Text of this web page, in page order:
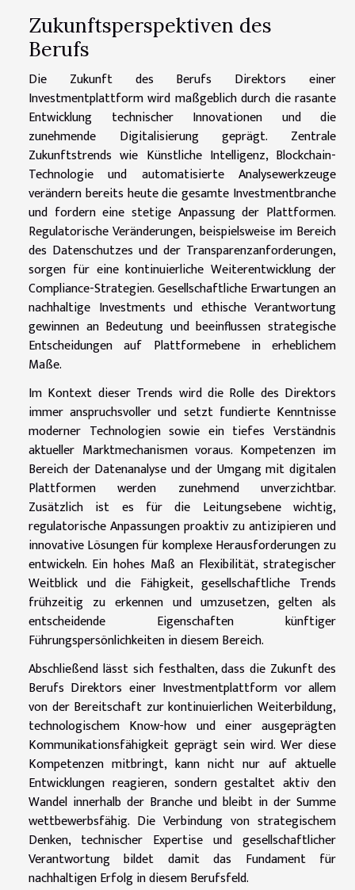
Zukunftsperspektiven des
Berufs
Die Zukunft des Berufs Direktors einer
Investmentplattform wird maßgeblich durch die rasante
Entwicklung technischer Innovationen und die
zunehmende Digitalisierung geprägt. Zentrale
Zukunftstrends wie Künstliche Intelligenz, Blockchain-
Technologie und automatisierte Analysewerkzeuge
verändern bereits heute die gesamte Investmentbranche
und fordern eine stetige Anpassung der Plattformen.
Regulatorische Veränderungen, beispielsweise im Bereich
des Datenschutzes und der Transparenzanforderungen,
sorgen für eine kontinuierliche Weiterentwicklung der
Compliance-Strategien. Gesellschaftliche Erwartungen an
nachhaltige Investments und ethische Verantwortung
gewinnen an Bedeutung und beeinflussen strategische
Entscheidungen auf Plattformebene in erheblichem
Maße.
Im Kontext dieser Trends wird die Rolle des Direktors
immer anspruchsvoller und setzt fundierte Kenntnisse
moderner Technologien sowie ein tiefes Verständnis
aktueller Marktmechanismen voraus. Kompetenzen im
Bereich der Datenanalyse und der Umgang mit digitalen
Plattformen werden zunehmend unverzichtbar.
Zusätzlich ist es für die Leitungsebene wichtig,
regulatorische Anpassungen proaktiv zu antizipieren und
innovative Lösungen für komplexe Herausforderungen zu
entwickeln. Ein hohes Maß an Flexibilität, strategischer
Weitblick und die Fähigkeit, gesellschaftliche Trends
frühzeitig zu erkennen und umzusetzen, gelten als
entscheidende Eigenschaften künftiger
Führungspersönlichkeiten in diesem Bereich.
Abschließend lässt sich festhalten, dass die Zukunft des
Berufs Direktors einer Investmentplattform vor allem
von der Bereitschaft zur kontinuierlichen Weiterbildung,
technologischem Know-how und einer ausgeprägten
Kommunikationsfähigkeit geprägt sein wird. Wer diese
Kompetenzen mitbringt, kann nicht nur auf aktuelle
Entwicklungen reagieren, sondern gestaltet aktiv den
Wandel innerhalb der Branche und bleibt in der Summe
wettbewerbsfähig. Die Verbindung von strategischem
Denken, technischer Expertise und gesellschaftlicher
Verantwortung bildet damit das Fundament für
nachhaltigen Erfolg in diesem Berufsfeld.